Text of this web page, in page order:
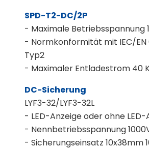
SPD-T2-DC/2P
- Maximale Betriebsspannung
- Normkonformität mit IEC/EN
Typ2
- Maximaler Entladestrom 40
DC-Sicherung
LYF3-32/LYF3-32L
- LED-Anzeige oder ohne LED-
- Nennbetriebsspannung
- Sicherungseinsatz 10x38mm